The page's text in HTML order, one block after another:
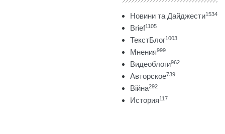
Новини та Дайджести1534
Brief1105
ТекстБлог1003
Мнения999
Видеоблоги962
Авторское739
Війна292
История117